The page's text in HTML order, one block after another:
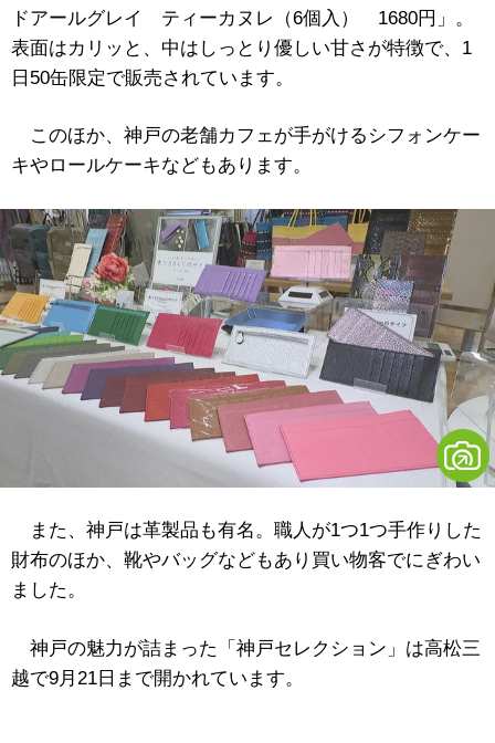
ドアールグレイ ティーカヌレ（6個入） 1680円」。
表面はカリッと、中はしっとり優しい甘さが特徴で、1
日50缶限定で販売されています。
このほか、神戸の老舗カフェが手がけるシフォンケー
キやロールケーキなどもあります。
また、神戸は革製品も有名。職人が1つ1つ手作りした
財布のほか、靴やバッグなどもあり買い物客でにぎわい
ました。
神戸の魅力が詰まった「神戸セレクション」は高松三
越で9月21日まで開かれています。